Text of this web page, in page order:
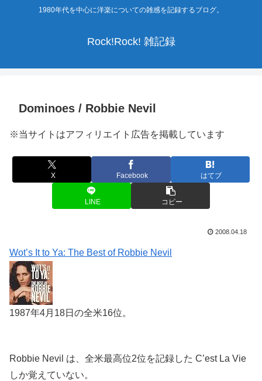
1980年代を中心に洋楽についての雑感を記録するブログ。
Rock!Rock! 雑記録
Dominoes / Robbie Nevil
※当サイトはアフィリエイト広告を掲載しています
X Facebook はてブ
LINE コピー
2008.04.18
Wot’s It to Ya: The Best of Robbie Nevil
1987年4月18日の全米16位。
Robbie Nevil は、全米最高位2位を記録した C’est La Vie
しか覚えていない。